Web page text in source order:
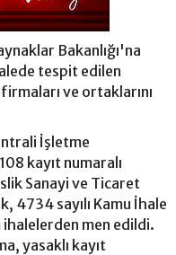
Bakanlığı'na
tespit edilen
ve ortaklarını
İşletme
kayıt numaralı
Sanayi ve Ticaret
4734 sayılı Kamu İhale
ihalelerden men edildi.
yasaklı kayıt